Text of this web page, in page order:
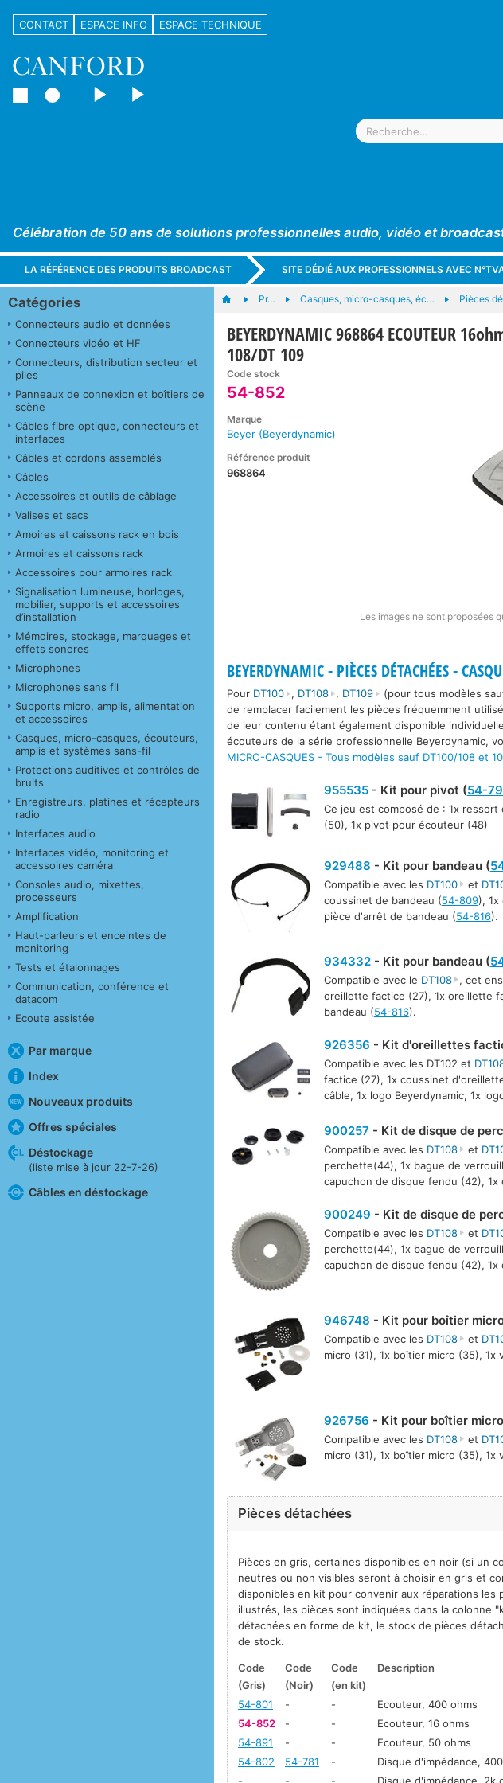
CONTACT ESPACE INFO ESPACE TECHNIQUE
Célébration de 50 ans de solutions professionnelles audio, vidéo et
LA RÉFÉRENCE DES PRODUITS BROADCAST SITE DÉDIÉ AUX PROFESSIONNELS AVEC
Catégories
Connecteurs audio et données
Connecteurs vidéo et HF
Connecteurs, distribution secteur et
piles
Panneaux de connexion et boîtiers de
scène
Câbles fibre optique, connecteurs et
interfaces
Câbles et cordons assemblés
Câbles
Accessoires et outils de câblage
Valises et sacs
Amoires et caissons rack en bois
Armoires et caissons rack
Accessoires pour armoires rack
Signalisation lumineuse, horloges,
mobilier, supports et accessoires
d’installation
Mémoires, stockage, marquages et
effets sonores
Microphones
Microphones sans fil
Supports micro, amplis, alimentation
et accessoires
Casques, micro-casques, écouteurs,
amplis et systèmes sans-fil
Protections auditives et contrôles de
bruits
Enregistreurs, platines et récepteurs
radio
Interfaces audio
Interfaces vidéo, monitoring et
accessoires caméra
Consoles audio, mixettes,
processeurs
Amplification
Haut-parleurs et enceintes de
monitoring
Tests et étalonnages
Communication, conférence et
datacom
Ecoute assistée
Par marque
Index
Nouveaux produits
Offres spéciales
Déstockage
(liste mise à jour 22-7-26)
Câbles en déstockage
Pr… Casques, micro-casques, éc… Pièces
BEYERDYNAMIC 968864 ECOUTEUR
108/DT 109
Code stock
54-852
Marque
Beyer (Beyerdynamic)
Référence produit
968864
Les images ne sont proposées
BEYERDYNAMIC - PIÈCES DÉTACHÉES -
Pour DT100 , DT108 , DT109
(pour tous modèles
de remplacer facilement les pièces fréquemment
de leur contenu étant également disponible
écouteurs de la série professionnelle Beyerdynamic,
MICRO-CASQUES - Tous modèles sauf DT100/108 et
955535- Kit pour pivot (54-
Ce jeu est composé de : 1x
(50), 1x pivot pour écouteur (48)
929488 - Kit pour bandeau (
Compatible avec les DT100 et
coussinet de bandeau (54-809), 1x
pièce d'arrêt de bandeau (54-816).
934332- Kit pour bandeau (
Compatible avec le DT108
, cet
oreillette factice (27), 1x oreillette
bandeau (54-816).
926356 - Kit d'oreillettes
Compatible avec les DT102 et
factice (27), 1x coussinet
câble, 1x logo Beyerdynamic, 1x
900257 - Kit de disque de
Compatible avec les DT108 et
perchette(44), 1x bague de
capuchon de disque fendu (42),
900249 - Kit de disque de
Compatible avec les DT108 et
perchette(44), 1x bague de
capuchon de disque fendu (42),
946748 - Kit pour boîtier
Compatible avec les DT108 et
micro (31), 1x boîtier micro (35), 1x
926756 - Kit pour boîtier
Compatible avec les DT108 et
micro (31), 1x boîtier micro (35), 1x
Pièces détachées
Pièces en gris, certaines disponibles en noir (si un
neutres ou non visibles seront à choisir en gris et
disponibles en kit pour convenir aux réparations
illustrés, les pièces sont indiquées dans la colonne
détachées en forme de kit, le stock de pièces
de stock.
Code Code Code Description
(Gris)
(Noir) (en kit)
54-801
- - Ecouteur, 400 ohms
54-852
- - Ecouteur, 16 ohms
54-891
- - Ecouteur, 50 ohms
54-802
54-781 - Disque d'impédance,